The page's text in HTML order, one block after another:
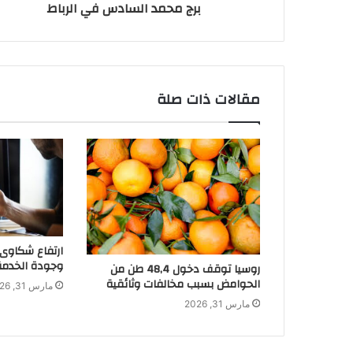
برج محمد السادس في الرباط
مقالات ذات صلة
روسيا توقف دخول 48,4 طن من
الحوامض بسبب مخالفات وثائقية
مارس 31, 2026
وجودة
مارس 31, 2026